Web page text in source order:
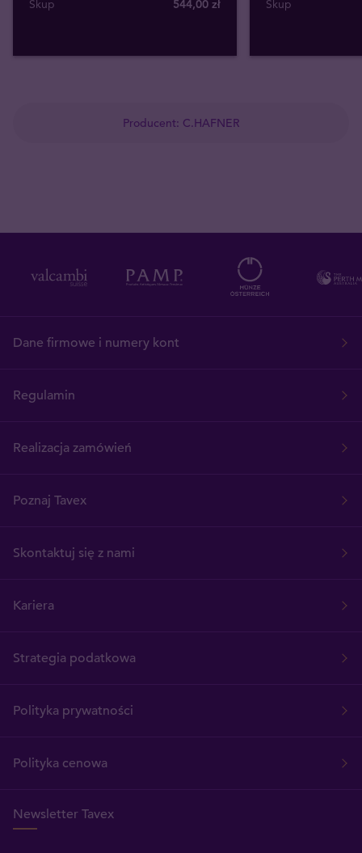
Producent: C.HAFNER
Skup
544,00 zł
Skup
Dane firmowe i numery kont
Regulamin
Realizacja zamówień
Poznaj Tavex
Skontaktuj się z nami
Kariera
Strategia podatkowa
Polityka prywatności
Polityka cenowa
Newsletter Tavex